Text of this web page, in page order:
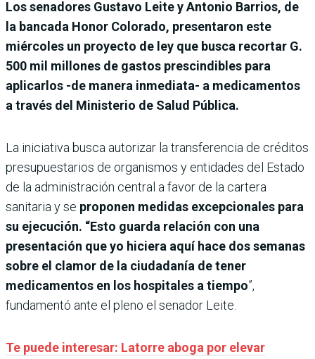
Los senadores Gustavo Leite y Antonio Barrios, de
la bancada Honor Colorado, presentaron este
miércoles un proyecto de ley que busca recortar G.
500 mil millones de gastos prescindibles para
aplicarlos -de manera inmediata- a medicamentos
a través del Ministerio de Salud Pública.
La iniciativa busca autorizar la transferencia de créditos
presupuestarios de organismos y entidades del Estado
de la administración central a favor de la cartera
sanitaria y se proponen medidas excepcionales para
su ejecución. “Esto guarda relación con una
presentación que yo hiciera aquí hace dos semanas
sobre el clamor de la ciudadanía de tener
medicamentos en los hospitales a tiempo”,
fundamentó ante el pleno el senador Leite.
Te puede interesar: Latorre aboga por elevar